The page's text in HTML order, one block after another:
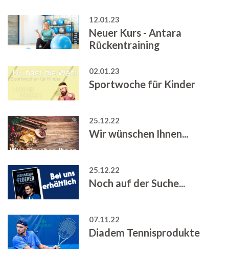
12.01.23
Neuer Kurs - Antara
Rückentraining
02.01.23
Sportwoche für Kinder
25.12.22
Wir wünschen Ihnen...
25.12.22
Noch auf der Suche...
07.11.22
Diadem Tennisprodukte